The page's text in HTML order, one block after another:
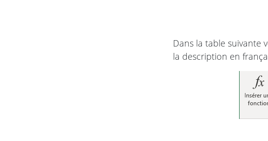
Dans la table suivante
la description en